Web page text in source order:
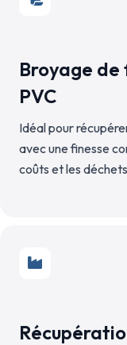
Broyage de
PVC
Idéal pour
avec une finesse
coûts et les